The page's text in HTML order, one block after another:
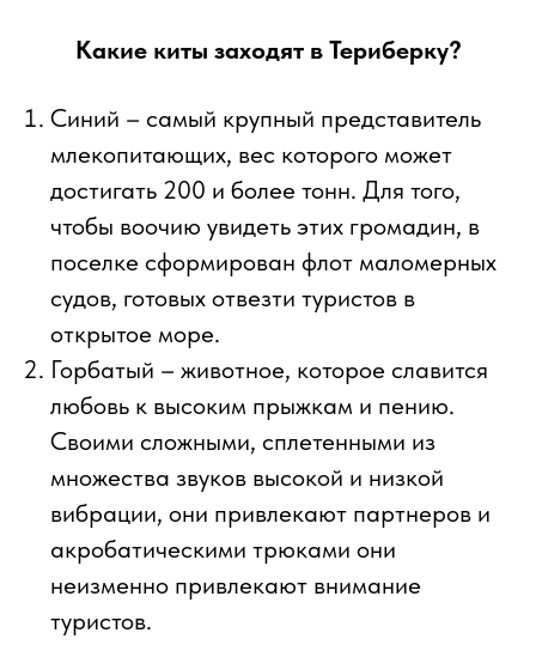
Какие киты заходят в Териберку?
Синий – самый крупный представитель
млекопитающих, вес которого может
достигать 200 и более тонн. Для того,
чтобы воочию увидеть этих громадин, в
поселке сформирован флот маломерных
судов, готовых отвезти туристов в
открытое море.
Горбатый – животное, которое славится
любовь к высоким прыжкам и пению.
Своими сложными, сплетенными из
множества звуков высокой и низкой
вибрации, они привлекают партнеров и
акробатическими трюками они
неизменно привлекают внимание
туристов.